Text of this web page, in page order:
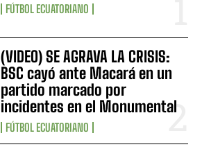
FÚTBOL ECUATORIANO
(VIDEO) SE AGRAVA LA CRISIS:
BSC cayó ante Macará en un
partido marcado por
incidentes en el Monumental
FÚTBOL ECUATORIANO